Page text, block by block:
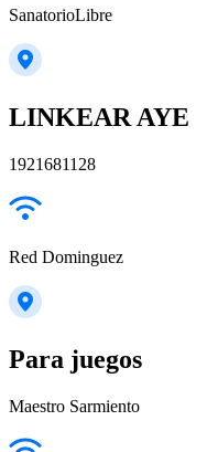
SanatorioLibre
LINKEAR AYE
1921681128
Red Dominguez
Para juegos
Maestro Sarmiento